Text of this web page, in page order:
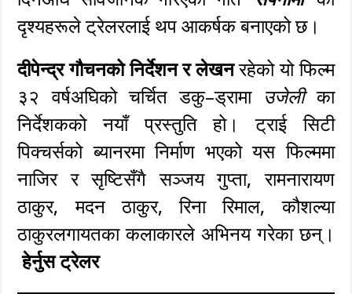
दृश्यहरूले ट्रेलरलाई थप आकर्षक बनाएको छ।
दीपेन्द्र गौचनको निर्देशन र लेखनरहेको यो फिल्म
३२ वर्षअघिको चर्चित डकु–ड्रामा उजेलीका
निर्देशकको नयाँ प्रस्तुति हो। ट्राई सिटी
पिक्चर्सको ब्यानरमा निर्माण भएको यस फिल्ममा
नाजिर र सृष्टिसँगै सञ्जय गुप्ता, रामनारायण
ठाकुर, मदन ठाकुर, रिना रिमाल, कौशल्या
ठाकुरलगायतका कलाकारले अभिनय गरेका छन्।
हेर्नुस ट्रेलर